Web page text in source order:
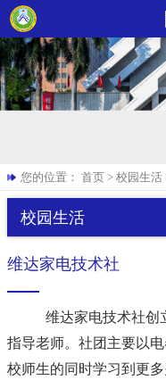
您的位置： 首页 > 校园生活
校园生活
维达家电技术社
维达家电技术社创
指导老师。社团主要以
校师生的同时学习到更